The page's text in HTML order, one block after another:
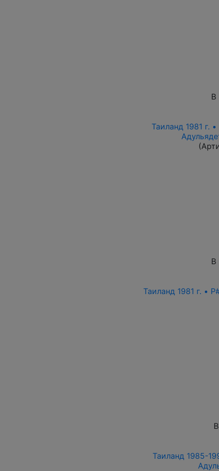
В
Таиланд 1981 г.
В
Таиланд 1981 г. •
Таиланд 1985-